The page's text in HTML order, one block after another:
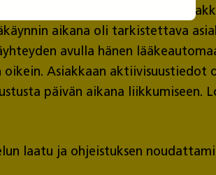
etäkäynti kotihoidon
aikana oli tarkistettava
avulla hänen
Asiakkaan aktiivisuustiedot
päivän aikana liikkumiseen.
laatu ja ohjeistuksen